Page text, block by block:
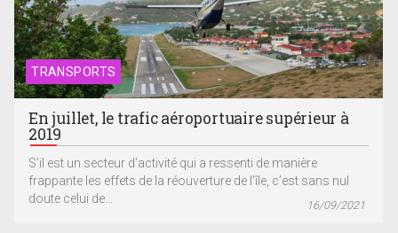
TRANSPORTS
En juillet, le trafic aéroportuaire supérieur à
2019
S’il est un secteur d’activité qui a ressenti de manière
frappante les effets de la réouverture de l’île, c’est sans nul
doute celui de...
16/09/2021